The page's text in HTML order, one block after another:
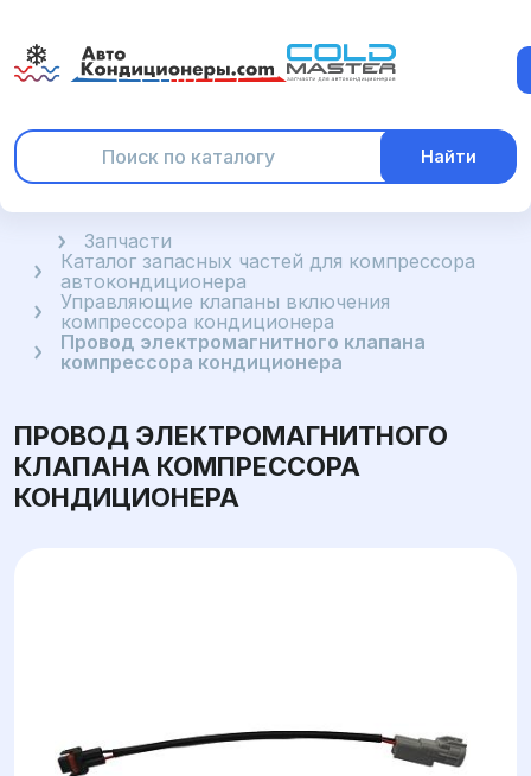
Найти
ГлавнаяЗапчасти
Каталог запасных частей для компрессора
автокондиционера
Управляющие клапаны включения
компрессора кондиционера
Провод электромагнитного клапана
компрессора кондиционера
ПРОВОД ЭЛЕКТРОМАГНИТНОГО
КЛАПАНА КОМПРЕССОРА
КОНДИЦИОНЕРА